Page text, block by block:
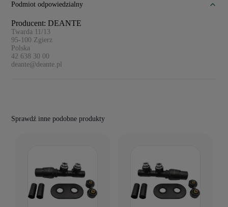
Podmiot odpowiedzialny
Producent: DEANTE
Twarda 11/13
95-100 Zgierz
Polska
42 638 30 00
deante@deante.pl
Sprawdź inne podobne produkty